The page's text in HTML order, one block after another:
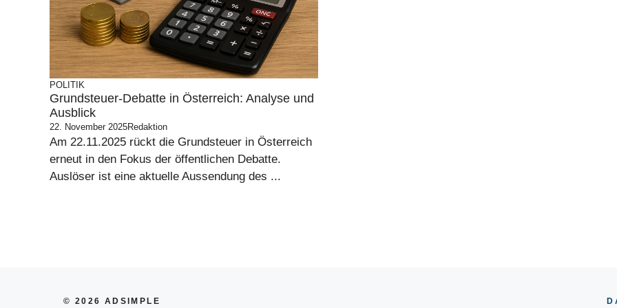
POLITIK
Grundsteuer-Debatte in Österreich: Analyse und
Ausblick
22. November 2025Redaktion
Am 22.11.2025 rückt die Grundsteuer in Österreich
erneut in den Fokus der öffentlichen Debatte.
Auslöser ist eine aktuelle Aussendung des ...
© 2026 ADSIMPLE